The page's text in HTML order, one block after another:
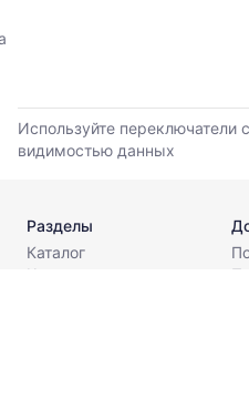
листов
поставщиков
месяцев.
Используйте
Используйте переключатели
видимостью данных
Разделы
Каталог
Калькуляторы